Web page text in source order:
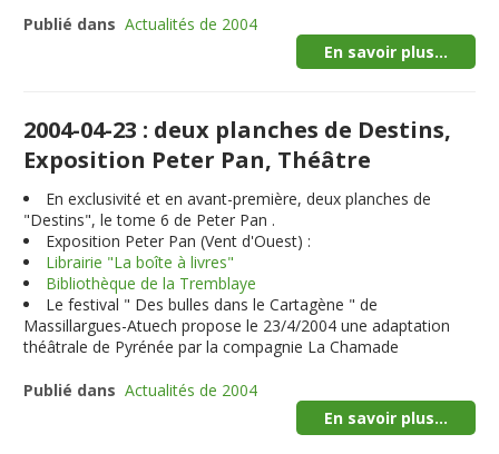
Publié dans Actualités de 2004
En savoir plus...
2004-04-23 : deux planches de Destins,
Exposition Peter Pan, Théâtre
En exclusivité et en avant-première,deux planches de
"Destins", le tome 6 de Peter Pan .
Exposition Peter Pan (Vent d'Ouest) :
Librairie "La boîte à livres"
Bibliothèque de la Tremblaye
Le festival " Des bulles dans le Cartagène " de
Massillargues-Atuech propose le 23/4/2004 une adaptation
théâtrale de Pyrénée par la compagnie La Chamade
Publié dans Actualités de 2004
En savoir plus...